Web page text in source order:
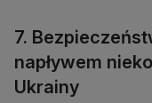
7.
napływem
Ukrainy